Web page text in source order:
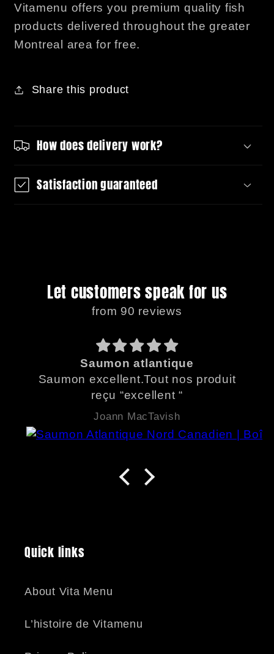
Vitamenu offers you premium quality fish
products delivered throughout the greater
Montreal area for free.
Share this product
How does delivery work?
Satisfaction guaranteed
Let customers speak for us
from 90 reviews
Saumon atlantique
Saumon excellent.Tout nos produit
reçu “excellent “
Joann MacTavish
Quick links
About Vita Menu
L’histoire de Vitamenu